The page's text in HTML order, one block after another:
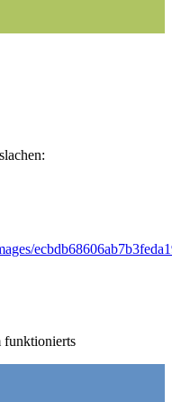
funktionierts